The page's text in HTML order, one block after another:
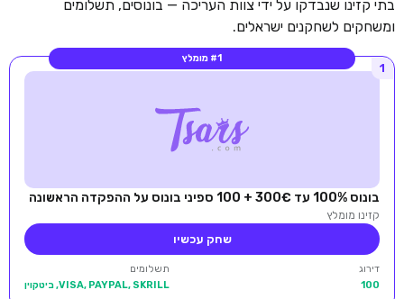
בתי קזינו שנבדקו על ידי צוות העריכה — בונוסים, תשלומים
ומשחקים לשחקנים ישראלים.
#1 מומלץ
1
בונוס 100% עד 300€ + 100 ספיני בונוס על ההפקדה הראשונה
קזינו מומלץ
שחק עכשיו
דירוג
100
תשלומים
VISA, PAYPAL, SKRILL, ביטקוין